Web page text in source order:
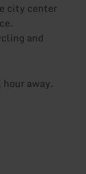
city center
and
away.